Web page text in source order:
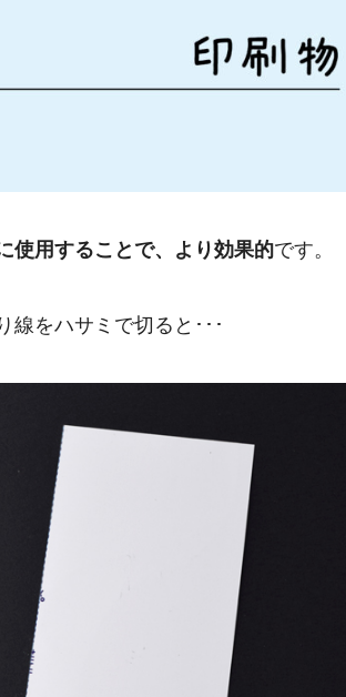
使用することで、より効果的です。
線をハサミで切ると･･･